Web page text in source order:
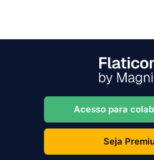
Acesso para
Seja